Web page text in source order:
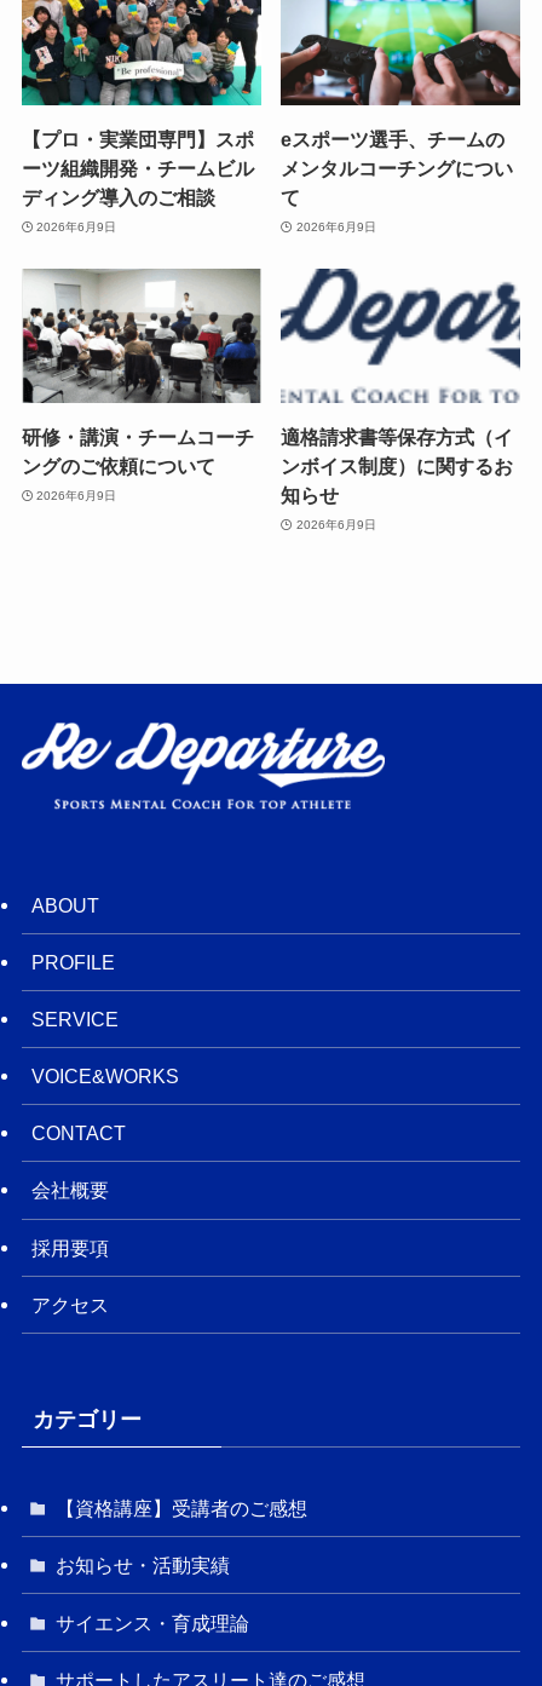
【プロ・実業団専門】スポ
ーツ組織開発・チームビル
ディング導入のご相談
2026年6月9日
eスポーツ選手、チームの
メンタルコーチングについ
て
2026年6月9日
研修・講演・チームコーチ
ングのご依頼について
2026年6月9日
適格請求書等保存方式（イ
ンボイス制度）に関するお
知らせ
2026年6月9日
ABOUT
PROFILE
SERVICE
VOICE&WORKS
CONTACT
会社概要
採用要項
アクセス
カテゴリー
【資格講座】受講者のご感想
お知らせ・活動実績
サイエンス・育成理論
サポートしたアスリート達のご感想